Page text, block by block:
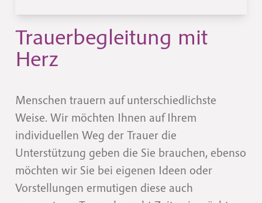
Trauerbegleitung mit
Herz
Menschen trauern auf unterschiedlichste
Weise. Wir möchten Ihnen auf Ihrem
individuellen Weg der Trauer die
Unterstützung geben die Sie brauchen, ebenso
möchten wir Sie bei eigenen Ideen oder
Vorstellungen ermutigen diese auch